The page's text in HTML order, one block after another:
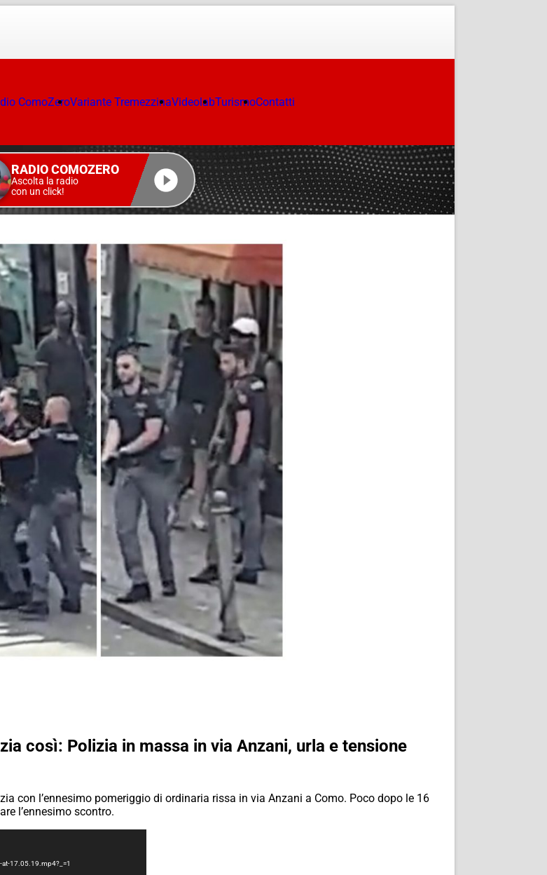
ComoZeroVariante TremezzinaVideolabTurismoContatti
RADIO COMOZERO
Ascolta la radio
con un click!
così: Polizia in massa in via Anzani, urla e tensione
con l’ennesimo pomeriggio di ordinaria rissa in via Anzani a Como. Poco dopo le 16
l’ennesimo scontro.
17.05.19.mp4?_=1